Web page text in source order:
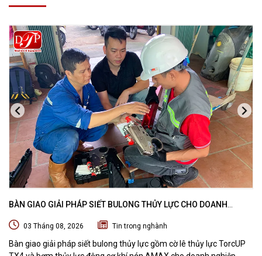
BÀN GIAO GIẢI PHÁP SIẾT BULONG THỦY LỰC CHO DOANH
03 Tháng 08, 2026 Tin trong nghành
Bàn giao giải pháp siết bulong thủy lực gồm cờ lê thủy lực TorcUP